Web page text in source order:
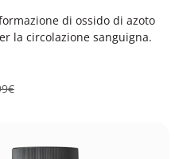
di ossido di azoto
la circolazione sanguigna.